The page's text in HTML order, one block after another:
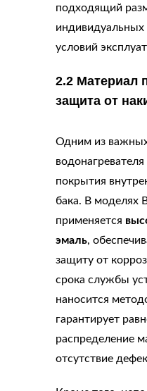
подходящий
индивидуальных
условий
2.2 Материал
защита от
Одним из
покрытия
бака. В моделях
применяется
эмаль,
защиту от
срока службы
наносится
гарантирует
распределение
отсутствие